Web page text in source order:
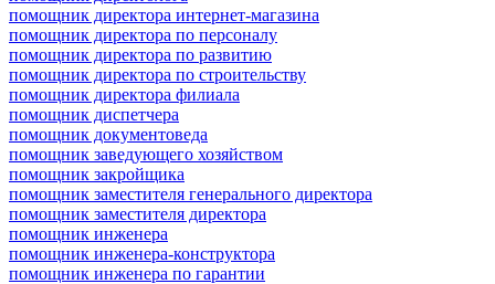
помощник директора интернет-магазина
помощник директора по персоналу
помощник директора по развитию
помощник директора по строительству
помощник директора филиала
помощник диспетчера
помощник документоведа
помощник заведующего хозяйством
помощник закройщика
помощник заместителя генерального директора
помощник заместителя директора
помощник инженера
помощник инженера-конструктора
помощник инженера по гарантии